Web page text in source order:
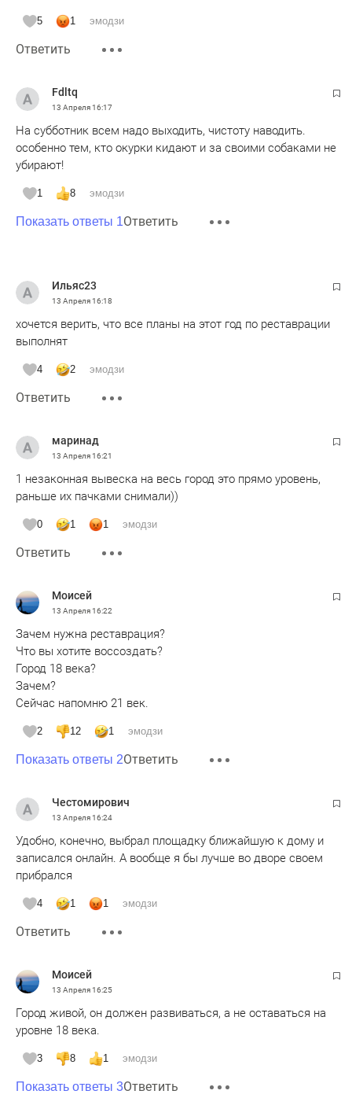
5 1 эмодзи
Ответить
Fdltq
13 Апреля16:17
На субботник всем надо выходить, чистоту наводить.
особенно тем, кто окурки кидают и за своими собаками не
убирают!
1 8 эмодзи
Показать ответы 1Ответить
Ильяс23
13 Апреля16:18
хочется верить, что все планы на этот год по реставрации
выполнят
4 2 эмодзи
Ответить
маринад
13 Апреля16:21
1 незаконная вывеска на весь город это прямо уровень,
раньше их пачками снимали))
0 1 1 эмодзи
Ответить
Moисeй
13 Апреля16:22
Зачем нужна реставрация?
Что вы хотите воссоздать?
Город 18 века?
Зачем?
Сейчас напомню 21 век.
2 12 1 эмодзи
Показать ответы 2Ответить
Честомирович
13 Апреля16:24
Удобно, конечно, выбрал площадку ближайшую к дому и
записался онлайн. А вообще я бы лучше во дворе своем
прибрался
4 1 1 эмодзи
Ответить
Moисeй
13 Апреля16:25
Город живой, он должен развиваться, а не оставаться на
уровне 18 века.
3 8 1 эмодзи
Показать ответы 3Ответить